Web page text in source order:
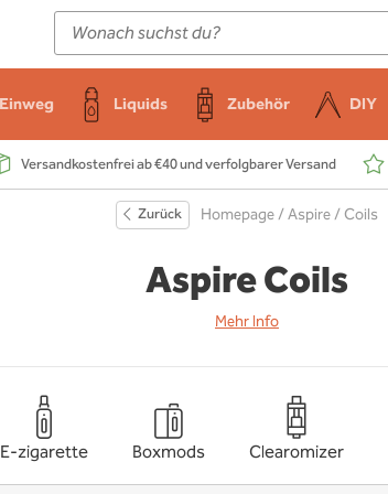
Einweg Liquids Zubehör DIY
Versandkostenfrei ab €40 und verfolgbarer Versand
E-Zigarette
Einweg
Liquids
Zubehör
DIY
Zurück Homepage/Aspire/ Coils
Aspire Coils
Mehr Info
E-zigarette Boxmods Clearomizer